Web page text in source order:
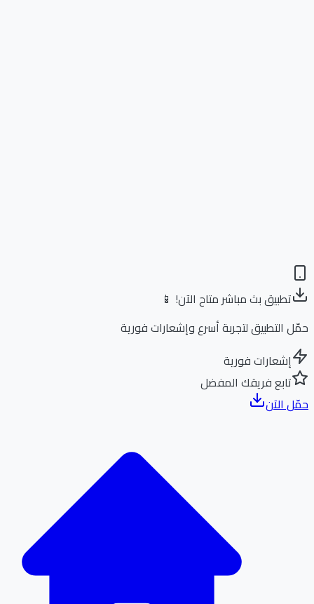
تطبيق بث مباشر متاح الآن! 📱
التطبيق لتجربة أسرع وإشعارات فورية
إشعارات فورية
تابع فريقك المفضل
الآن